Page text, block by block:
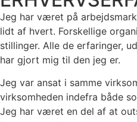
Jeg har været på
lidt af hvert. Forskellige
stillinger. Alle de erfaringer,
har gjort mig til den jeg er.
Jeg var ansat i samme
virksomheden indefra både
Jeg har været en del af at